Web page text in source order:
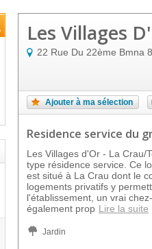
Les Villages
22 Rue Du 22ème Bmna
Ajouter à ma sélection
Residence service du
Les Villages d'Or - La Crau/
type résidence service. Ce
est situé à La Crau dont le
logements privatifs y
l'établissement, un vrai
également prop Lire la suite
Jardin